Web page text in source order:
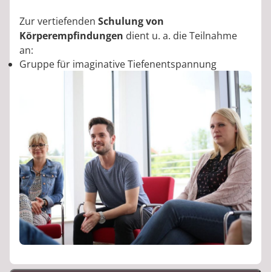
Zur vertiefenden Schulung von
Körperempfindungen dient u. a. die Teilnahme
an:
Gruppe für imaginative Tiefenentspannung